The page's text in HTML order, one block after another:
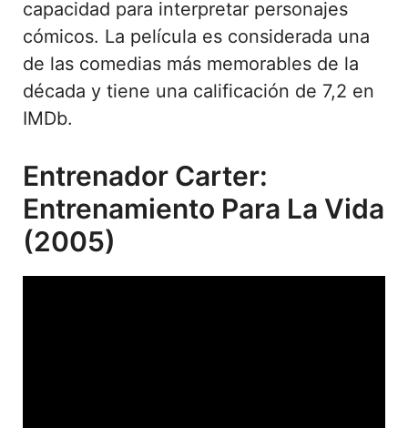
capacidad para interpretar personajes
cómicos. La película es considerada una
de las comedias más memorables de la
década y tiene una calificación de 7,2 en
IMDb.
Entrenador Carter:
Entrenamiento Para La Vida
(2005)